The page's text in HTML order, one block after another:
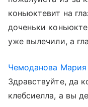
коньюктевит на
доченьки
уже вылечили, а
Чемоданова Мария
Здравствуйте, да
клебсиелла, а вы